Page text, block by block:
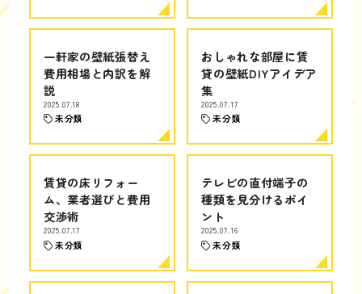
一軒家の壁紙張替え
費用相場と内訳を解
説
2025.07.18
未分類
おしゃれな部屋に賃
貸の壁紙DIYアイデア
集
2025.07.17
未分類
賃貸の床リフォー
ム、業者選びと費用
交渉術
2025.07.17
未分類
テレビの直付端子の
種類を見分けるポイ
ント
2025.07.16
未分類